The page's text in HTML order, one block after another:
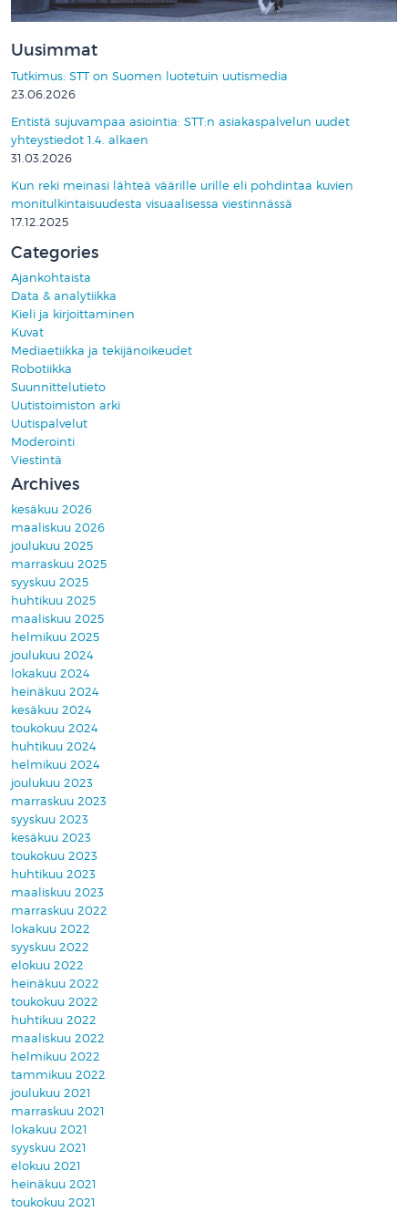
Uusimmat
Tutkimus: STT on Suomen luotetuin uutismedia
23.06.2026
Entistä sujuvampaa asiointia: STT:n asiakaspalvelun uudet
yhteystiedot 1.4. alkaen
31.03.2026
Kun reki meinasi lähteä väärille urille eli pohdintaa kuvien
monitulkintaisuudesta visuaalisessa viestinnässä
17.12.2025
Categories
Ajankohtaista
Data & analytiikka
Kieli ja kirjoittaminen
Kuvat
Mediaetiikka ja tekijänoikeudet
Robotiikka
Suunnittelutieto
Uutistoimiston arki
Uutispalvelut
Moderointi
Viestintä
Archives
kesäkuu 2026
maaliskuu 2026
joulukuu 2025
marraskuu 2025
syyskuu 2025
huhtikuu 2025
maaliskuu 2025
helmikuu 2025
joulukuu 2024
lokakuu 2024
heinäkuu 2024
kesäkuu 2024
toukokuu 2024
huhtikuu 2024
helmikuu 2024
joulukuu 2023
marraskuu 2023
syyskuu 2023
kesäkuu 2023
toukokuu 2023
huhtikuu 2023
maaliskuu 2023
marraskuu 2022
lokakuu 2022
syyskuu 2022
elokuu 2022
heinäkuu 2022
toukokuu 2022
huhtikuu 2022
maaliskuu 2022
helmikuu 2022
tammikuu 2022
joulukuu 2021
marraskuu 2021
lokakuu 2021
syyskuu 2021
elokuu 2021
heinäkuu 2021
toukokuu 2021